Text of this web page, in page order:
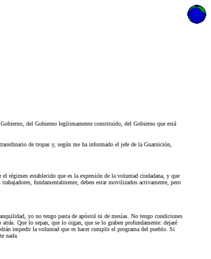
del Gobierno legítimamente constituido, del Gobierno que está
de tropas y, según me ha informado el jefe de la Guarnición,
régimen establecido que es la expresión de la voluntad ciudadana, y que
fundamentalmente, deben estar movilizados activamente, pero
yo no tengo pasta de apóstol ni de mesías. No tengo condiciones
Que lo sepan, que lo oigan, que se lo graben profundamente: dejaré
impedir la voluntad que es hacer cumplir el programa del pueblo. Si
nada.